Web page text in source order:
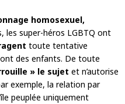
homosexuel,
les super-héros LGBTQ ont
toute tentative
des enfants. De toute
» le sujet et n’autorise
exemple, la relation par
peuplée uniquement